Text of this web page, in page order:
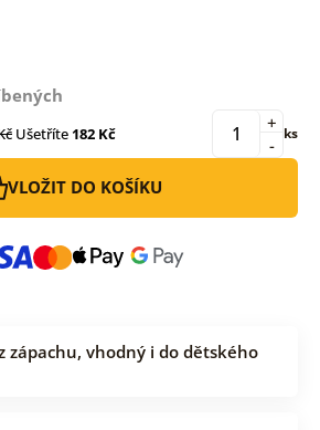
Ušetříte182 Kč -
+ ks
VLOŽIT DO KOŠÍKU
zápachu, vhodný i do dětského